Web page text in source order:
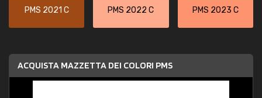
PMS 2021 C PMS 2022 C PMS 2023 C
ACQUISTA MAZZETTA DEI COLORI PMS